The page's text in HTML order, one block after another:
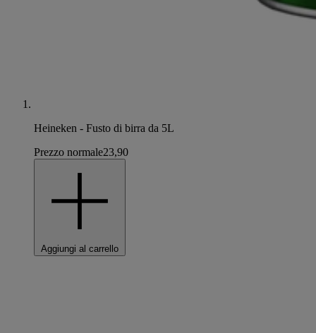
Heineken - Fusto di birra da 5L
Prezzo normale23,90
Aggiungi al carrello